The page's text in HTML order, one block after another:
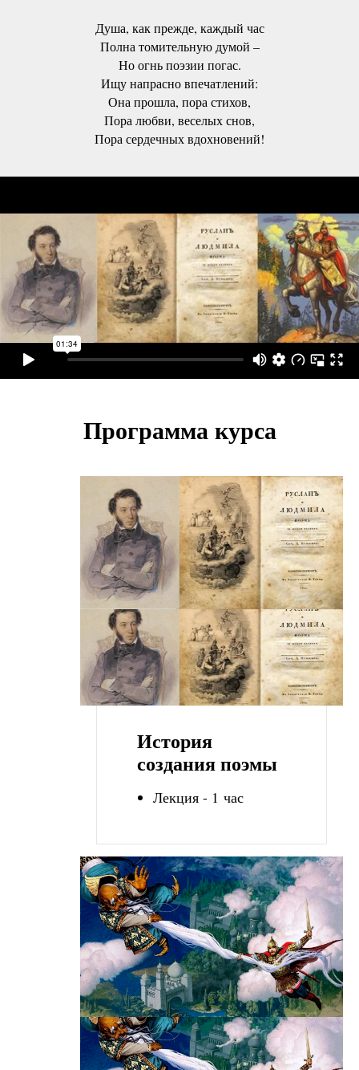
Душа, как прежде, каждый час
Полна томительную думой –
Но огнь поэзии погас.
Ищу напрасно впечатлений:
Она прошла, пора стихов,
Пора любви, веселых снов,
Пора сердечных вдохновений!
Программа курса
История
создания поэмы
Лекция - 1 час